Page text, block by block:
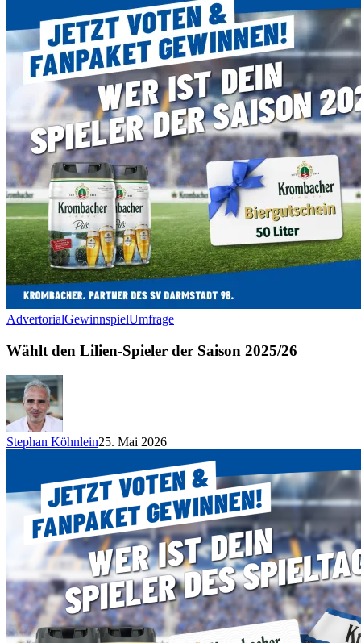
AdvertorialGewinnspielUmfrage
Wählt den Lilien-Spieler der Saison 2025/26
Stephan Köhnlein25. Mai 2026